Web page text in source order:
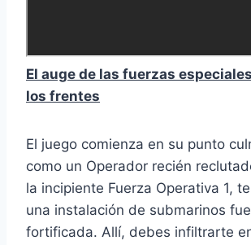
El auge de las fuerzas
los frentes
El juego comienza en su punto
como un Operador recién
la incipiente Fuerza Operativa 1,
una instalación de submarinos
fortificada. Allí, debes infiltrarte